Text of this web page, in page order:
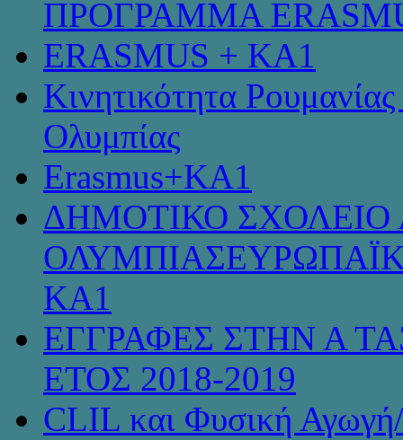
ΠΡΟΓΡΑΜΜΑ
ERASMUS + KA1
Κινητικότητα
Ολυμπίας
Erasmus+KA1
ΔΗΜΟΤΙΚΟ ΣΧΟΛΕΙΟ
KA1
ΕΓΓΡΑΦΕΣ ΣΤΗΝ Α
ΕΤΟΣ 2018-2019
CLIL και Φυσική